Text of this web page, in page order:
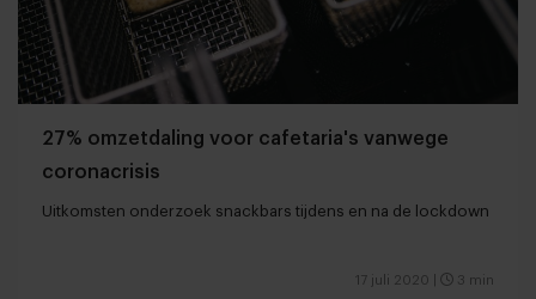
27% omzetdaling voor cafetaria's vanwege
coronacrisis
Uitkomsten onderzoek snackbars tijdens en na de lockdown
17 juli 2020 3 min